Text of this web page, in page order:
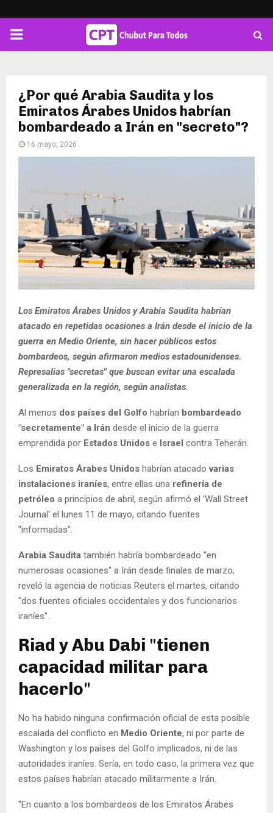
PRIMARY
¿Por qué Arabia Saudita y los
Emiratos Árabes Unidos habrían
bombardeado a Irán en "secreto"?
16 mayo, 2026
Los Emiratos Árabes Unidos y Arabia Saudita habrían
atacado en repetidas ocasiones a Irán desde el inicio de la
guerra en Medio Oriente, sin hacer públicos estos
bombardeos, según afirmaron medios estadounidenses.
Represalias "secretas" que buscan evitar una escalada
generalizada en la región, según analistas.
Al menos dos países del Golfo habrían bombardeado
"secretamente" a Irán desde el inicio de la guerra
emprendida por Estados Unidos e Israel contra Teherán.
Los Emiratos Árabes Unidos habrían atacadovarias
instalaciones iraníes, entre ellas una refinería de
petróleo a principios de abril, según afirmó el 'Wall Street
Journal' el lunes 11 de mayo, citando fuentes
"informadas".
Arabia Saudita también habría bombardeado "en
numerosas ocasiones" a Irán desde finales de marzo,
reveló la agencia de noticias Reuters el martes, citando
"dos fuentes oficiales occidentales y dos funcionarios
iraníes".
Riad y Abu Dabi "tienen
capacidad militar para
hacerlo"
No ha habido ninguna confirmación oficial de esta posible
escalada del conflicto en Medio Oriente, ni por parte de
Washington y los países del Golfo implicados, ni de las
autoridades iraníes. Sería, en todo caso, la primera vez que
estos países habrían atacado militarmente a Irán.
"En cuanto a los bombardeos de los Emiratos Árabes